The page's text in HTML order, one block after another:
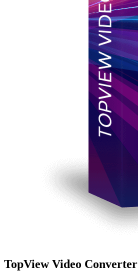
TopView Video Converter